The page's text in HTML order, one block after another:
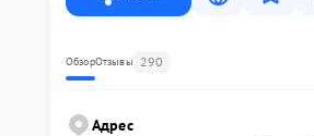
ОбзорОтзывы 290
Адрес